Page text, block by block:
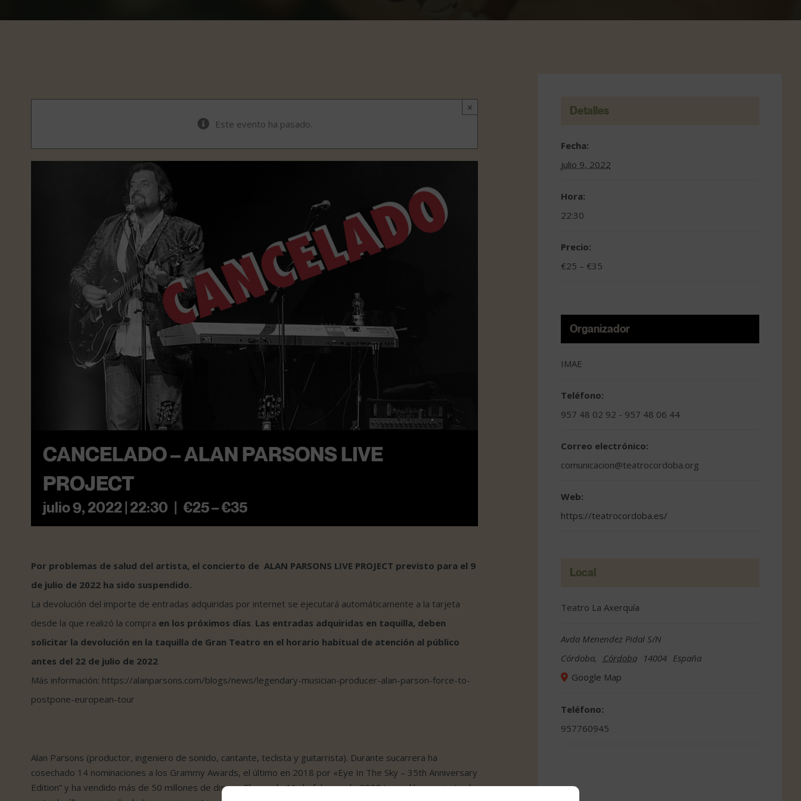
×
Este evento ha pasado.
CANCELADO – ALAN PARSONS LIVE
PROJECT
julio 9, 2022 | 22:30 €25 – €35
Por problemas de salud del artista, el concierto de ALAN PARSONS LIVE PROJECT previsto para el 9
de julio de 2022 ha sido suspendido.
La devolución del importe de entradas adquiridas por internet se ejecutará automáticamente a la tarjeta
desde la que realizó la compra en los próximos días. Las entradas adquiridas en taquilla, deben
solicitar la devolución en la taquilla de Gran Teatro en el horario habitual de atención al público
antes del 22 de julio de 2022
Más información: https://alanparsons.com/blogs/news/legendary-musician-producer-alan-parson-force-to-
postpone-european-tour
Alan Parsons (productor, ingeniero de sonido, cantante, teclista y guitarrista). Durante sucarrera ha
cosechado 14 nominaciones a los Grammy Awards, el último en 2018 por «Eye In The Sky – 35th Anniversary
Edition” y ha vendido más de 50 millones de discos. El pasado 11 de febrero de 2022 tuvo el lanzamiento de
Detalles
Fecha:
julio 9, 2022
Hora:
22:30
Precio:
€25 – €35
Organizador
IMAE
Teléfono:
957 48 02 92 - 957 48 06 44
Correo electrónico:
comunicacion@teatrocordoba.org
Web:
https://teatrocordoba.es/
Local
Teatro La Axerquía
Avda Menendez Pidal S/N
Córdoba, Córdoba 14004 España
Google Map
Teléfono:
957760945